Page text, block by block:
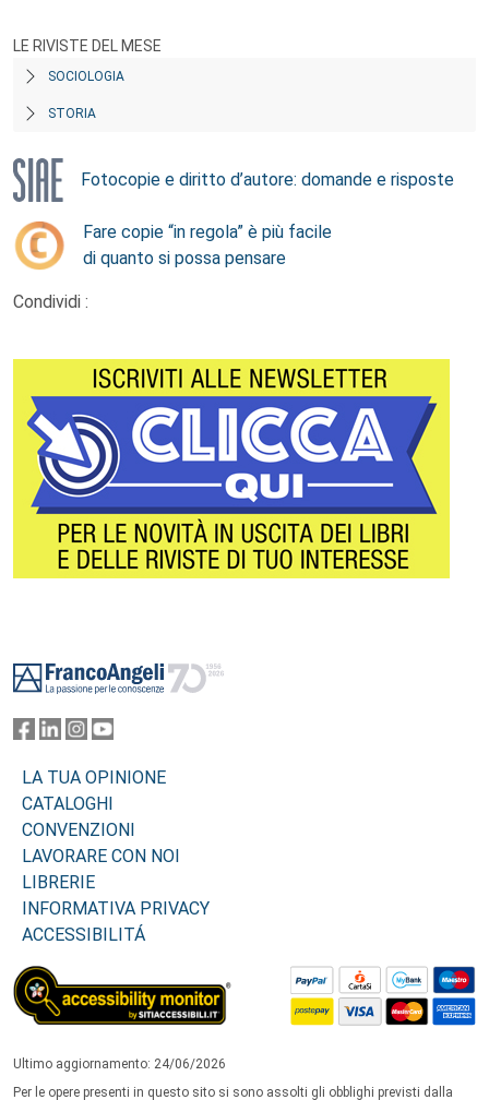
LE RIVISTE DEL MESE
SOCIOLOGIA
STORIA
Fotocopie e diritto d’autore: domande e risposte
Fare copie “in regola” è più facile
di quanto si possa pensare
Condividi :
LA TUA OPINIONE
CATALOGHI
CONVENZIONI
LAVORARE CON NOI
LIBRERIE
INFORMATIVA PRIVACY
ACCESSIBILITÁ
Ultimo aggiornamento: 24/06/2026
Per le opere presenti in questo sito si sono assolti gli obblighi previsti dalla